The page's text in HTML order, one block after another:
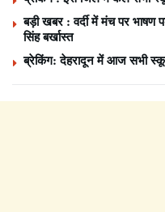
बड़ी खबर : वर्दी में मंच पर भाषण
सिंह बर्खास्त
ब्रेकिंग: देहरादून में आज सभी